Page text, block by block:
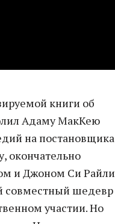
книги об
Адаму МакКею
на постановщика
окончательно
и Джоном Си Райли
совместный шедевр
участии. Но